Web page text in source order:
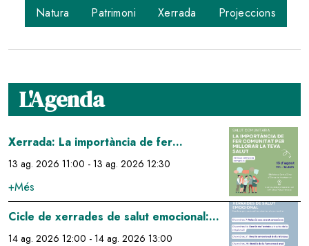
Natura Patrimoni Xerrada Projeccions
L'Agenda
Xerrada: La importància de fer
comunitat per millorar la teva salut
13 ag. 2026 11:00 - 13 ag. 2026 12:30
+Més
Image
Cicle de xerrades de salut emocional:
gestió de l'estrés a través de la
14 ag. 2026 12:00 - 14 ag. 2026 13:00
Image